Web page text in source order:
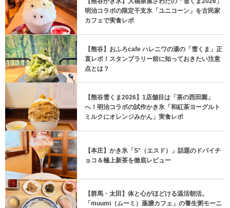
明治コラボの限定干支氷「ユニコーン」を古民家
カフェで実食レポ
【熊谷】おふろcafe ハレニワの湯の「雪くま」正
直レポ！スタンプラリー前に知っておきたい注意
点とは？
【熊谷雪くま2026】1店舗目は「茶の西田園」
へ！明治コラボの試作かき氷「和紅茶ヨーグルト
ミルクにオレンジみかん」実食レポ
【本庄】かき氷「S°（エスド）」話題のドバイチ
ョコ＆極上新茶を徹底レビュー
【群馬・太田】体と心がほどける温活朝活。
「muumi（ムーミ）薬膳カフェ」の養生粥モーニ